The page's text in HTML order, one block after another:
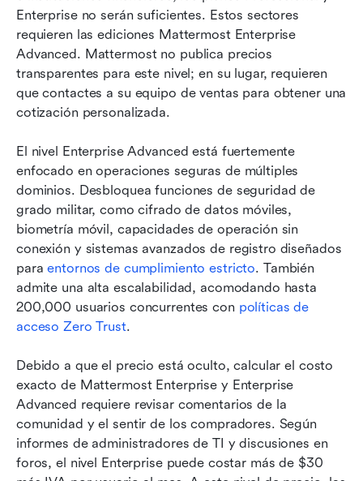
Enterprise no serán suficientes. Estos sectores
requieren las ediciones Mattermost Enterprise
Advanced. Mattermost no publica precios
transparentes para este nivel; en su lugar, requieren
que contactes a su equipo de ventas para obtener una
cotización personalizada.
El nivel Enterprise Advanced está fuertemente
enfocado en operaciones seguras de múltiples
dominios. Desbloquea funciones de seguridad de
grado militar, como cifrado de datos móviles,
biometría móvil, capacidades de operación sin
conexión y sistemas avanzados de registro diseñados
para entornos de cumplimiento estricto. También
admite una alta escalabilidad, acomodando hasta
200,000 usuarios concurrentes con políticas de
acceso Zero Trust.
Debido a que el precio está oculto, calcular el costo
exacto de Mattermost Enterprise y Enterprise
Advanced requiere revisar comentarios de la
comunidad y el sentir de los compradores. Según
informes de administradores de TI y discusiones en
foros, el nivel Enterprise puede costar más de $30